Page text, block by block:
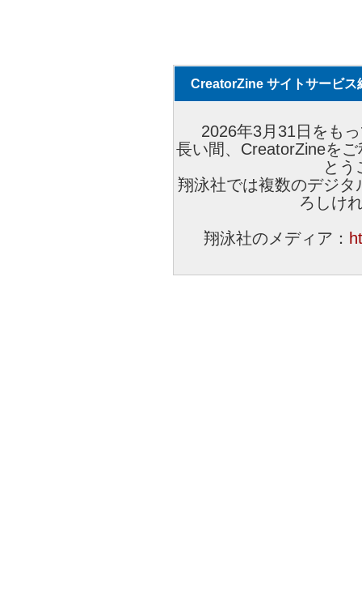
CreatorZine サイトサービス
2026年3月31日をも
長い間、CreatorZineを
とう
翔泳社では複数のデジ
ろしけ
翔泳社のメディア：